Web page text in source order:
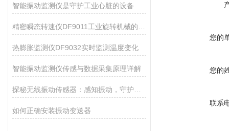
智能振动监测仪是守护工业心脏的设备
热膨胀监测仪DF9032实时监测温度变化
智能振动监测仪传感与数据采集原理详解
如何正确安装振动变送器
您的
您的
联系